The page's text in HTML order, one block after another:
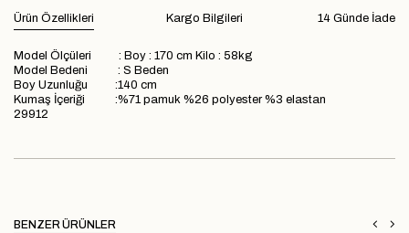
Ürün Özellikleri 14 Günde İade
Kargo Bilgileri
Model Ölçüleri : Boy : 170 cm Kilo : 58kg
Model Bedeni : S Beden
Boy Uzunluğu :140 cm
Kumaş İçeriği :%71 pamuk %26 polyester %3 elastan
29912
BENZER ÜRÜNLER